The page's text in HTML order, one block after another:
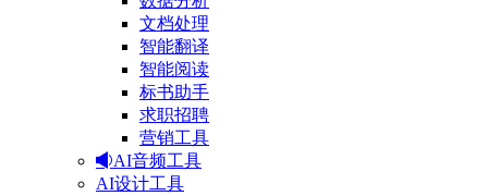
文档处理
智能翻译
智能阅读
标书助手
求职招聘
营销工具
AI音频工具
AI设计工具